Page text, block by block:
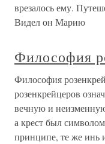
врезалось ему.
Видел он Марию
Философия
Философия
розенкрейцеров
вечную и
а крест был
принципе, те же инь